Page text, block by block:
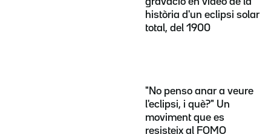
gravació en vídeo de la
història d'un eclipsi solar
total, del 1900
"No penso anar a veure
l'eclipsi, i què?" Un
moviment que es
resisteix al FOMO